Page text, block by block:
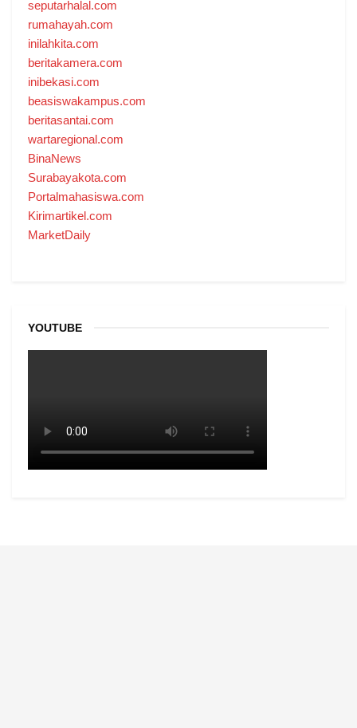
seputarhalal.com
rumahayah.com
inilahkita.com
beritakamera.com
inibekasi.com
beasiswakampus.com
beritasantai.com
wartaregional.com
BinaNews
Surabayakota.com
Portalmahasiswa.com
Kirimartikel.com
MarketDaily
YOUTUBE